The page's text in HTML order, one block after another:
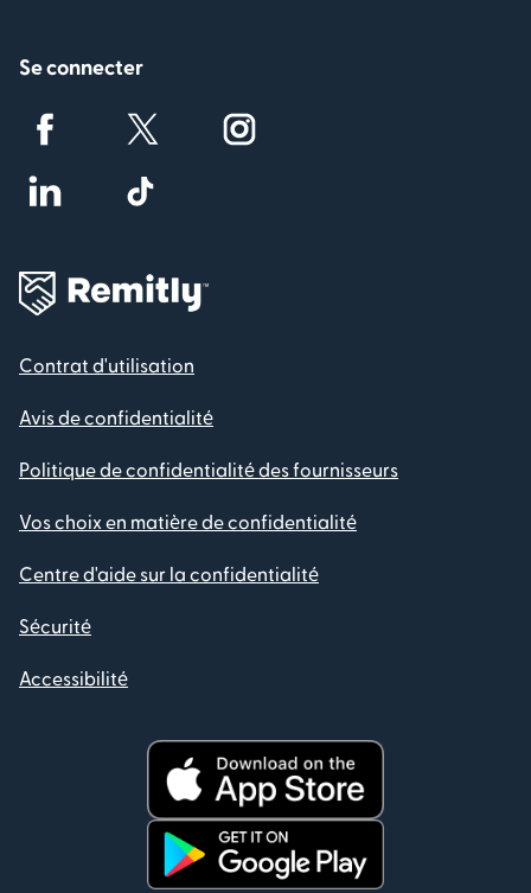
Se connecter
Contrat d'utilisation
Avis de confidentialité
Politique de confidentialité des fournisseurs
Vos choix en matière de confidentialité
Centre d'aide sur la confidentialité
Sécurité
Accessibilité